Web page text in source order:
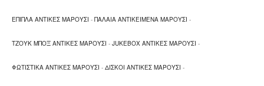
ΕΠΙΠΛΑ ΑΝΤΙΚΕΣ ΜΑΡΟΥΣΙ - ΠΑΛΑΙΑ ΑΝΤΙΚΕΙΜΕΝΑ ΜΑΡΟΥΣΙ -
ΤΖΟΥΚ ΜΠΟΞ ΑΝΤΙΚΕΣ ΜΑΡΟΥΣΙ - JUKEBOX ΑΝΤΙΚΕΣ ΜΑΡΟΥΣΙ -
ΦΩΤΙΣΤΙΚΑ ΑΝΤΙΚΕΣ ΜΑΡΟΥΣΙ - ΔΙΣΚΟΙ ΑΝΤΙΚΕΣ ΜΑΡΟΥΣΙ -